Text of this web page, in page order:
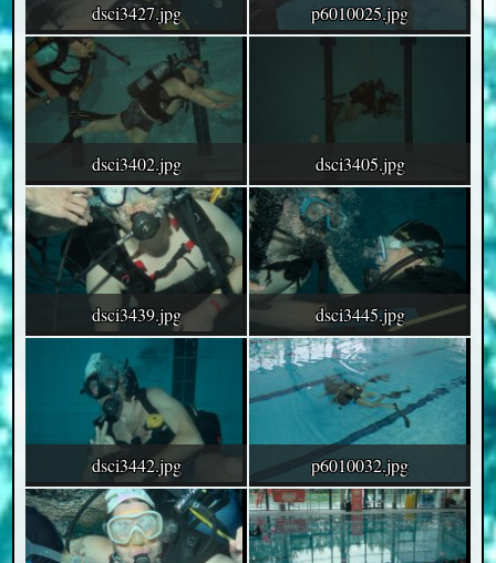
dsci3427.jpg p6010025.jpg
dsci3402.jpg dsci3405.jpg
dsci3439.jpg dsci3445.jpg
dsci3442.jpg p6010032.jpg